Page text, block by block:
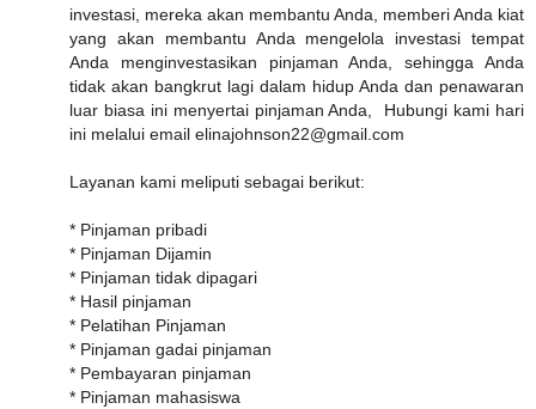
investasi, mereka akan membantu Anda, memberi Anda kiat
yang akan membantu Anda mengelola investasi tempat
Anda menginvestasikan pinjaman Anda, sehingga Anda
tidak akan bangkrut lagi dalam hidup Anda dan penawaran
luar biasa ini menyertai pinjaman Anda, Hubungi kami hari
ini melalui email elinajohnson22@gmail.com
Layanan kami meliputi sebagai berikut:
* Pinjaman pribadi
* Pinjaman Dijamin
* Pinjaman tidak dipagari
* Hasil pinjaman
* Pelatihan Pinjaman
* Pinjaman gadai pinjaman
* Pembayaran pinjaman
* Pinjaman mahasiswa